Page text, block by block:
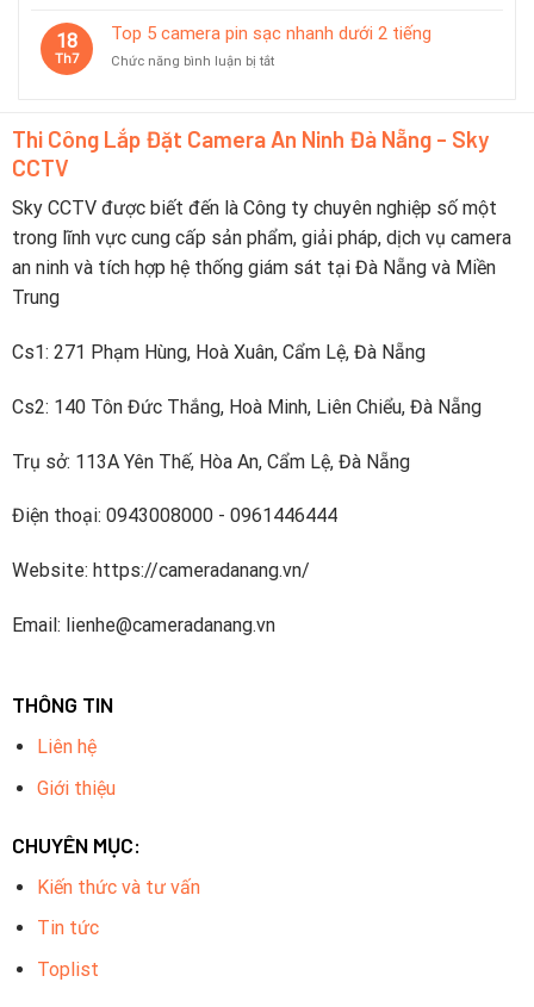
dùng
báo
tiếp
thoại
18
Th7
Top 5 camera pin sạc nhanh dưới 2 tiếng
Chức năng bình luận bị tắtở
pin
dưới
2
tiếng
Thi Công Lắp Đặt Camera An Ninh Đà Nẵng - Sky
CCTV
Sky CCTV được biết đến là Công ty chuyên nghiệp số một
trong lĩnh vực cung cấp sản phẩm, giải pháp, dịch vụ camera
an ninh và tích hợp hệ thống giám sát tại Đà Nẵng và Miền
Trung
Cs1: 271 Phạm Hùng, Hoà Xuân, Cẩm Lệ, Đà Nẵng
Cs2: 140 Tôn Đức Thắng, Hoà Minh, Liên Chiểu, Đà Nẵng
Trụ sở: 113A Yên Thế, Hòa An, Cẩm Lệ, Đà Nẵng
Điện thoại: 0943008000 - 0961446444
Website: https://cameradanang.vn/
Email: lienhe@cameradanang.vn
THÔNG TIN
Liên hệ
Giới thiệu
CHUYÊN MỤC:
Kiến thức và tư vấn
Tin tức
Toplist